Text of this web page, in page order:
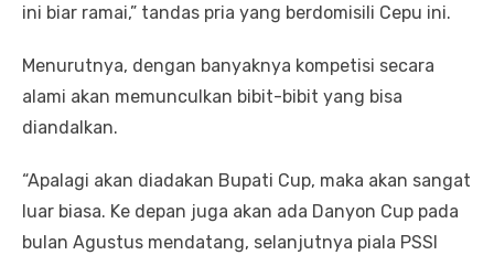
ini biar ramai,” tandas pria yang berdomisili Cepu ini.
Menurutnya, dengan banyaknya kompetisi secara
alami akan memunculkan bibit-bibit yang bisa
diandalkan.
“Apalagi akan diadakan Bupati Cup, maka akan sangat
luar biasa. Ke depan juga akan ada Danyon Cup pada
bulan Agustus mendatang, selanjutnya piala PSSI